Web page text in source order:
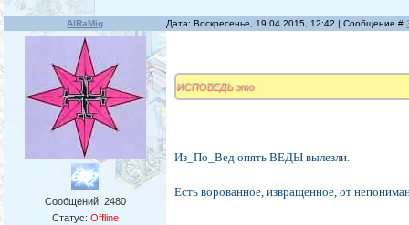
AlRaMig Дата: Воскресенье, 19.04.2015, 12:42 | Сообщение #
Сообщений: 2480
Статус: Offline
ИСПОВЕДЬ это
Из_По_Вед опять ВЕДЫ вылезли.
Есть ворованное, извращенное, от